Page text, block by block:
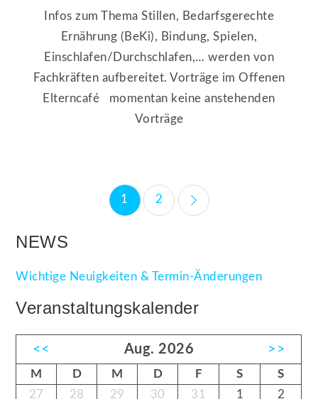
Infos zum Thema Stillen, Bedarfsgerechte
Ernährung (BeKi), Bindung, Spielen,
Einschlafen/Durchschlafen,… werden von
Fachkräften aufbereitet. Vorträge im Offenen
Elterncafé momentan keine anstehenden
Vorträge
Beitragsnavigation
1 2
NEWS
Wichtige Neuigkeiten & Termin-Änderungen
Veranstaltungskalender
<< Aug. 2026 >>
M D M D F S
S
27
28 29 30 31 1
2